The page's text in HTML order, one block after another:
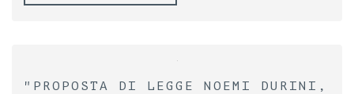
"PROPOSTA DI LEGGE NOEMI DURINI,